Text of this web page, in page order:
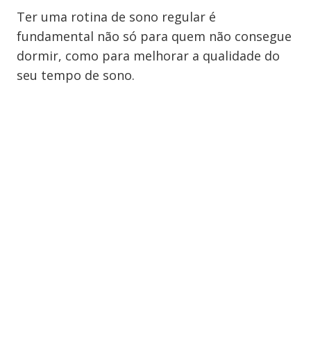
Ter uma rotina de sono regular é
fundamental não só para quem não consegue
dormir, como para melhorar a qualidade do
seu tempo de sono.